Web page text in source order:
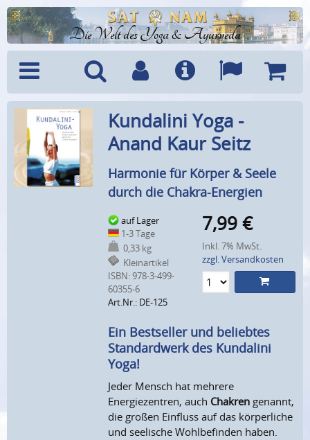
Die Welt des Yoga & Ayurveda
Menü SucheBenutzerkonto
Info Sprachen
Kundalini Yoga -
Anand Kaur Seitz
Harmonie für Körper & Seele
durch die Chakra-Energien
auf Lager
1-3 Tage
0,33 kg
Kleinartikel
ISBN: 978-3-499-
60355-6
Art.Nr.: DE-125
7,99 €
Inkl. 7% MwSt.
zzgl. Versandkosten
Ein Bestseller und beliebtes
Standardwerk des Kundalini
Yoga!
Jeder Mensch hat mehrere
Energiezentren, auch Chakren genannt,
die großen Einfluss auf das körperliche
und seelische Wohlbefinden haben.